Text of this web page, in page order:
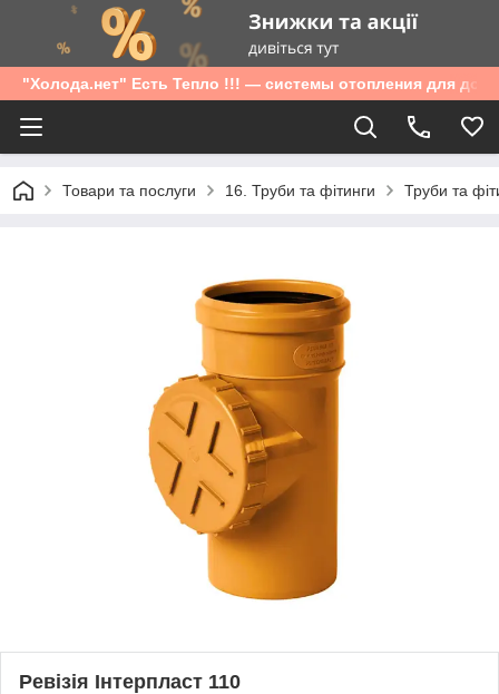
"Холода.нет" Есть Тепло !!! — системы отопления для дома
Товари та послуги 16. Труби та фітинги Труби та
Ревізія Інтерпласт 110